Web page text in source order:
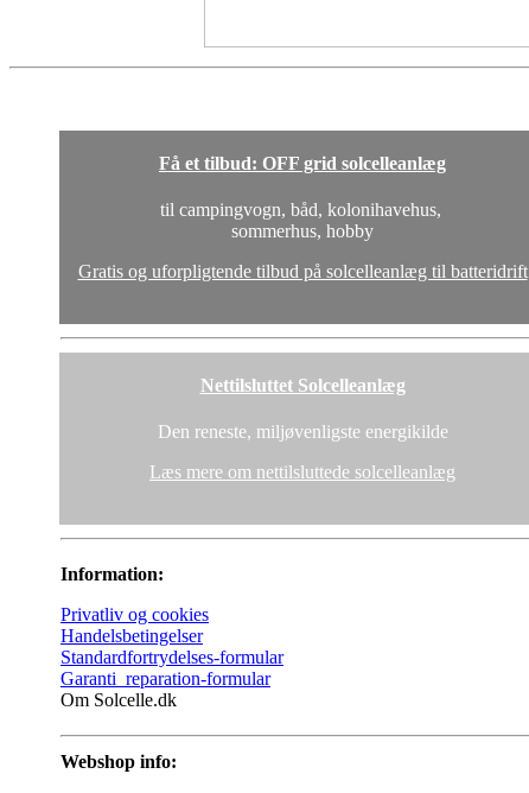
Få et tilbud: OFF grid solcelleanlæg
til campingvogn, båd, kolonihavehus,
sommerhus, hobby
Gratis og uforpligtende tilbud på solcelleanlæg til batteridrift
Nettilsluttet Solcelleanlæg
Den reneste, miljøvenligste energikilde
Læs mere om nettilsluttede solcelleanlæg
Information:
Privatliv og cookies
Handelsbetingelser
Standardfortrydelses-formular
Garanti_reparation-formular
Om Solcelle.dk
Webshop info: